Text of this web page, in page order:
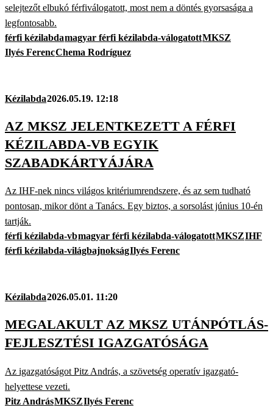
selejtezőt elbukó férfiválogatott, most nem a döntés gyorsasága a
legfontosabb.
férfi kézilabdamagyar férfi kézilabda-válogatottMKSZ
Ilyés FerencChema Rodríguez
Kézilabda2026.05.19. 12:18
AZ MKSZ JELENTKEZETT A FÉRFI
KÉZILABDA-VB EGYIK
SZABADKÁRTYÁJÁRA
Az IHF-nek nincs világos kritériumrendszere, és az sem tudható
pontosan, mikor dönt a Tanács. Egy biztos, a sorsolást június 10-én
tartják.
férfi kézilabda-vbmagyar férfi kézilabda-válogatottMKSZIHF
férfi kézilabda-világbajnokságIlyés Ferenc
Kézilabda2026.05.01. 11:20
MEGALAKULT AZ MKSZ UTÁNPÓTLÁS-
FEJLESZTÉSI IGAZGATÓSÁGA
Az igazgatóságot Pitz András, a szövetség operatív igazgató-
helyettese vezeti.
Pitz AndrásMKSZIlyés Ferenc